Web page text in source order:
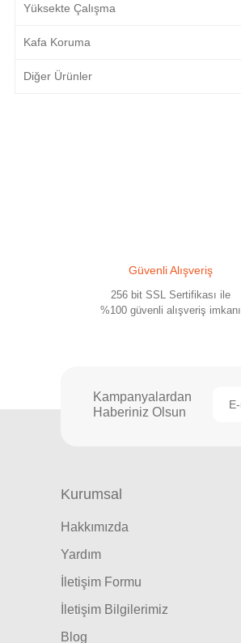
Yüksekte Çalışma
Kafa Koruma
Diğer Ürünler
Güvenli Alışveriş
256 bit SSL Sertifikası ile
%100 güvenli alışveriş imkanı
Kampanyalardan
Haberiniz Olsun
Kurumsal
Hakkımızda
Yardım
İletişim Formu
İletişim Bilgilerimiz
Blog